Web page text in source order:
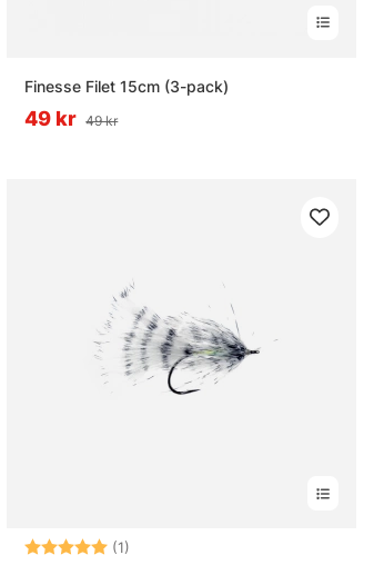
Finesse Filet 15cm (3-pack)
49 kr 49 kr
Betyg: (1)